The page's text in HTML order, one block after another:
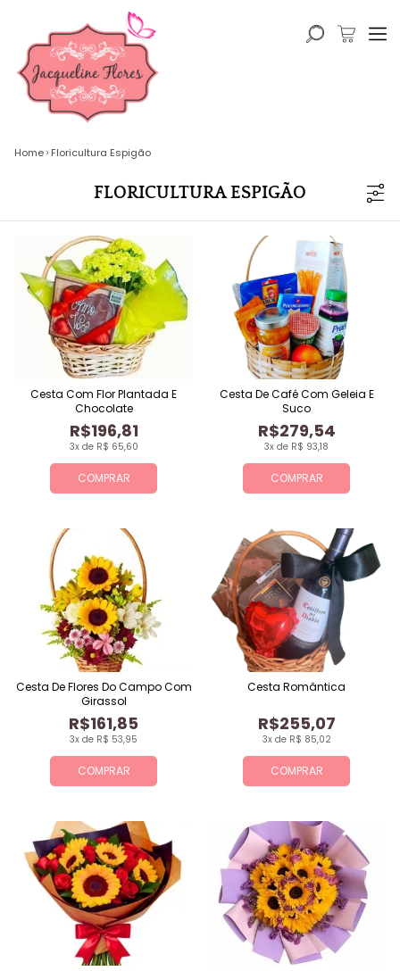
Home Floricultura Espigão
FLORICULTURA ESPIGÃO
COMPRAR
3x de R$ 65,60
R$196,81
Cesta Com Flor Plantada E
Chocolate
COMPRAR
3x de R$ 93,18
R$279,54
Cesta De Café Com Geleia E
Suco
COMPRAR
3x de R$ 53,95
R$161,85
Cesta De Flores Do Campo Com
Girassol
COMPRAR
3x de R$ 85,02
R$255,07
Cesta Romântica